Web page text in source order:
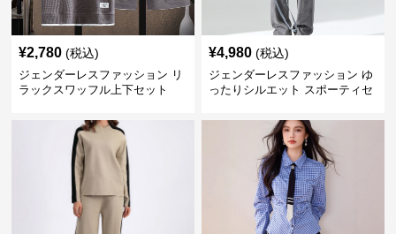
¥2,780 (税込)
ジェンダーレスファッション リ
ラックスワッフル上下セット
¥4,980 (税込)
ジェンダーレスファッション ゆ
ったりシルエット スポーティセ